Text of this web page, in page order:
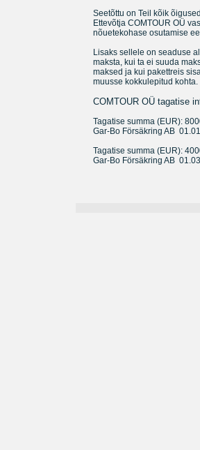
Seetõttu on Teil kõik
Ettevõtja COMTOUR OÜ
nõuetekohase osutamise
Lisaks sellele on seaduse
maksta, kui ta ei suuda
maksed ja kui pakettreis
muusse kokkulepitud kohta.
COMTOUR OÜ tagatise
Tagatise summa (EUR):
Gar-Bo Försäkring AB
Tagatise summa (EUR):
Gar-Bo Försäkring AB